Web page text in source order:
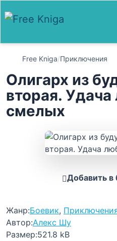
Free Kniga/Приключения
Олигарх из
вторая.
смелых
Добавить в
Жанр:Боевик,
Автор:Алекс Шу
Размер:521.8 kB